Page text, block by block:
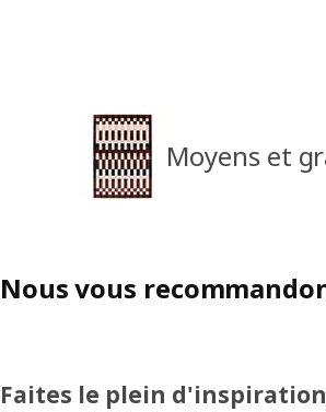
Moyens et
Nous vous
Faites le plein